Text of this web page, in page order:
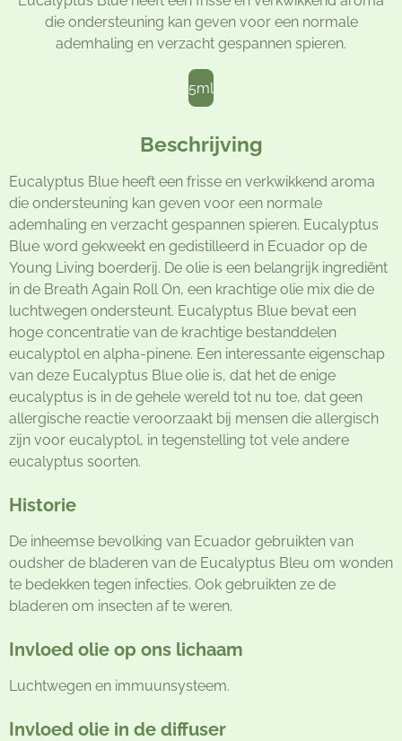
die ondersteuning kan geven voor een normale
ademhaling en verzacht gespannen spieren.
5ml
Beschrijving
Eucalyptus Blue heeft een frisse en verkwikkend aroma
die ondersteuning kan geven voor een normale
ademhaling en verzacht gespannen spieren. Eucalyptus
Blue word gekweekt en gedistilleerd in Ecuador op de
Young Living boerderij. De olie is een belangrijk ingrediënt
in de Breath Again Roll On, een krachtige olie mix die de
luchtwegen ondersteunt. Eucalyptus Blue bevat een
hoge concentratie van de krachtige bestanddelen
eucalyptol en alpha-pinene. Een interessante eigenschap
van deze Eucalyptus Blue olie is, dat het de enige
eucalyptus is in de gehele wereld tot nu toe, dat geen
allergische reactie veroorzaakt bij mensen die allergisch
zijn voor eucalyptol, in tegenstelling tot vele andere
eucalyptus soorten.
Historie
De inheemse bevolking van Ecuador gebruikten van
oudsher de bladeren van de Eucalyptus Bleu om wonden
te bedekken tegen infecties. Ook gebruikten ze de
bladeren om insecten af te weren.
Invloed olie op ons lichaam
Luchtwegen en immuunsysteem.
Invloed olie in de diffuser